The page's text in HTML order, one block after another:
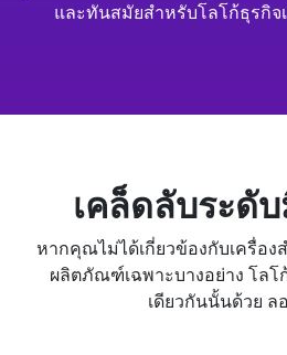
และทันสมัยสำหรับโลโก้ธุรกิ
เคล็ดลับระดั
หากคุณไม่ได้เกี่ยวข้องกับเครื่อง
ผลิตภัณฑ์เฉพาะบางอย่าง โล
เดียวกันนั้นด้วย ล